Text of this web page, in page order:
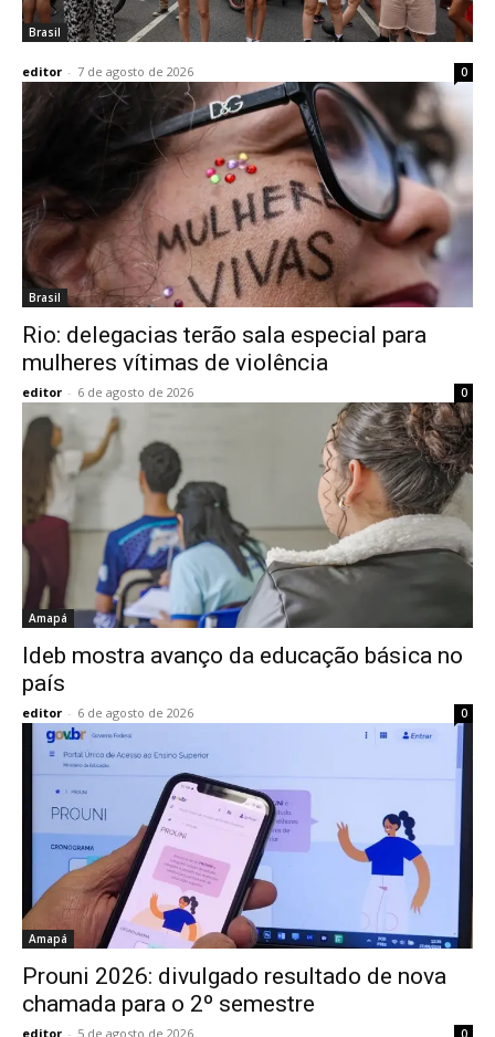
Brasil
editor - 7 de agosto de 2026 0
Brasil
Rio: delegacias terão sala especial para
mulheres vítimas de violência
editor - 6 de agosto de 2026 0
Amapá
Ideb mostra avanço da educação básica no
país
editor - 6 de agosto de 2026 0
Amapá
Prouni 2026: divulgado resultado de nova
chamada para o 2º semestre
editor - 5 de agosto de 2026 0